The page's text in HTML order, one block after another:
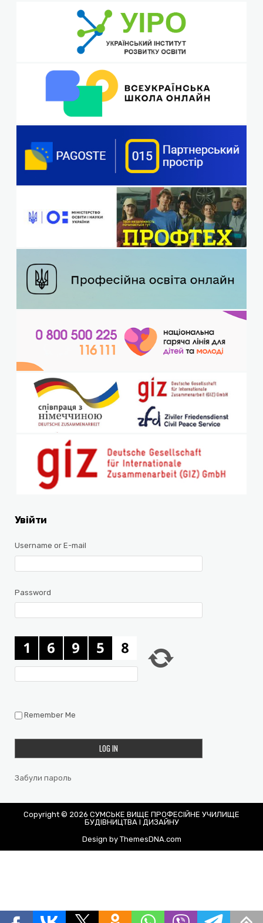
Увійти
Username or E-mail
Password
Remember Me
Забули пароль
Copyright © 2026 СУМСЬКЕ ВИЩЕ ПРОФЕСІЙНЕ УЧИЛИЩЕ
БУДІВНИЦТВА І ДИЗАЙНУ
Design by ThemesDNA.com